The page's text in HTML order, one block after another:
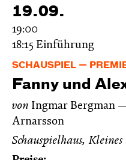
19.09.
19:00
18:15 Einführung
SCHAUSPIEL
Fanny und
von Ingmar Bergman
Arnarsson
Schauspielhaus,